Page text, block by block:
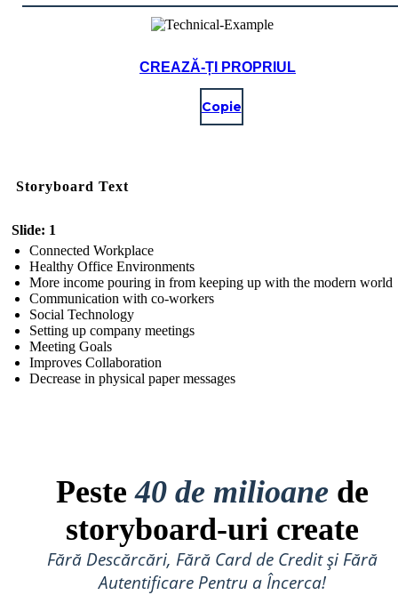
CREAZĂ-ȚI PROPRIUL
Copie
Storyboard Text
Slide: 1
Connected Workplace
Healthy Office Environments
More income pouring in from keeping up with the modern world
Communication with co-workers
Social Technology
Setting up company meetings
Meeting Goals
Improves Collaboration
Decrease in physical paper messages
Peste40 de milioane de
storyboard-uri create
Fără Descărcări, Fără Card de Credit și Fără
Autentificare Pentru a Încerca!